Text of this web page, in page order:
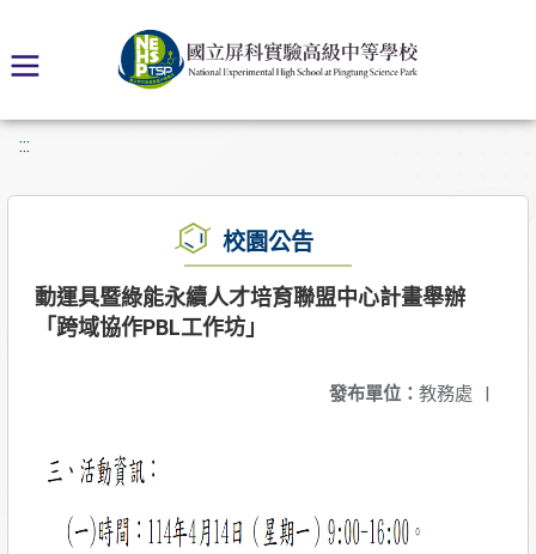
:::
校園公告
動運具暨綠能永續人才培育聯盟中心計畫舉辦
「跨域協作PBL工作坊」
發布單位： 教務處 |